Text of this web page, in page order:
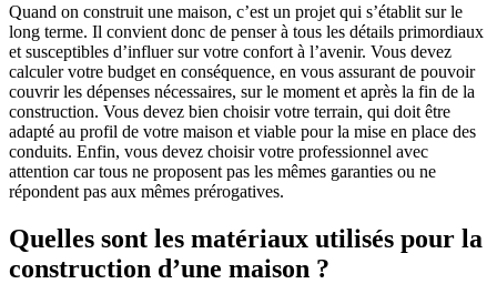
Quand on construit une maison, c’est un projet qui s’établit sur le
long terme. Il convient donc de penser à tous les détails primordiaux
et susceptibles d’influer sur votre confort à l’avenir. Vous devez
calculer votre budget en conséquence, en vous assurant de pouvoir
couvrir les dépenses nécessaires, sur le moment et après la fin de la
construction. Vous devez bien choisir votre terrain, qui doit être
adapté au profil de votre maison et viable pour la mise en place des
conduits. Enfin, vous devez choisir votre professionnel avec
attention car tous ne proposent pas les mêmes garanties ou ne
répondent pas aux mêmes prérogatives.
Quelles sont les matériaux utilisés pour la
construction d’une maison ?